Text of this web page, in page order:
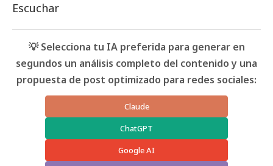
Escuchar
💡 Selecciona tu IA preferida para generar en
segundos un análisis completo del contenido y una
propuesta de post optimizado para redes sociales:
Claude
ChatGPT
Google AI